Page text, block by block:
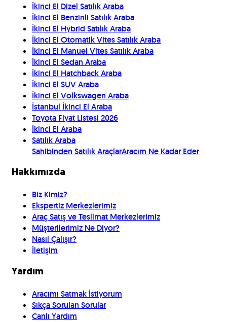
İkinci El Dizel Satılık Araba
İkinci El Benzinli Satılık Araba
İkinci El Hybrid Satılık Araba
İkinci El Otomatik Vites Satılık Araba
İkinci El Manuel Vites Satılık Araba
İkinci El Sedan Araba
İkinci El Hatchback Araba
İkinci El SUV Araba
İkinci El Volkswagen Araba
İstanbul İkinci El Araba
Toyota Fiyat Listesi 2026
İkinci El Araba
Satılık Araba
Sahibinden Satılık AraçlarAracım Ne Kadar Eder
Hakkımızda
Biz Kimiz?
Ekspertiz Merkezlerimiz
Araç Satış ve Teslimat Merkezlerimiz
Müşterilerimiz Ne Diyor?
Nasıl Çalışır?
İletişim
Yardım
Aracımı Satmak İstiyorum
Sıkça Sorulan Sorular
Canlı Yardım